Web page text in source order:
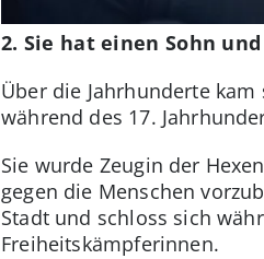
2. Sie hat einen Sohn
Über die Jahrhunderte
während des 17.
Sie wurde Zeugin der
gegen die Menschen
Stadt und schloss sich
Freiheitskämpferinnen.